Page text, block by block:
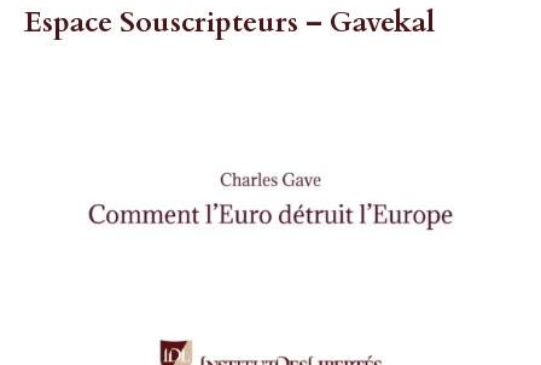
Espace Souscripteurs – Gavekal